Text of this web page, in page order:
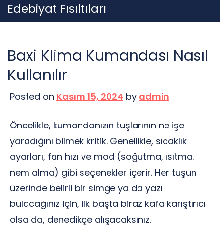
Skip
to
Edebiyat Fısıltıları
Baxi Klima Kumandası Nasıl
Kullanılır
Posted on Kasım 15, 2024 by admin
Öncelikle, kumandanızın tuşlarının ne işe
yaradığını bilmek kritik. Genellikle, sıcaklık
ayarları, fan hızı ve mod (soğutma, ısıtma,
nem alma) gibi seçenekler içerir. Her tuşun
üzerinde belirli bir simge ya da yazı
bulacağınız için, ilk başta biraz kafa karıştırıcı
olsa da, denedikçe alışacaksınız.